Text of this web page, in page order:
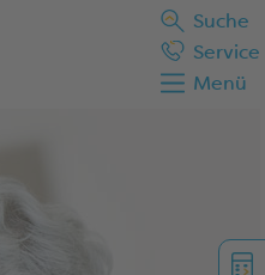
Suche
Service
Menü